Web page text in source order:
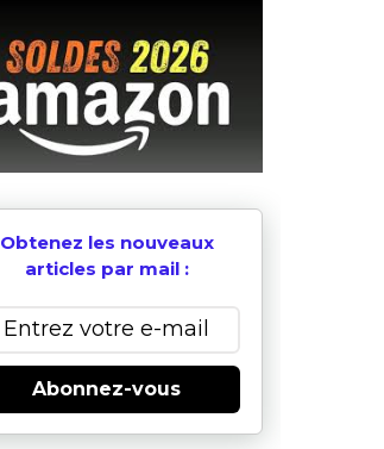
Obtenez les nouveaux
articles par mail :
Abonnez-vous